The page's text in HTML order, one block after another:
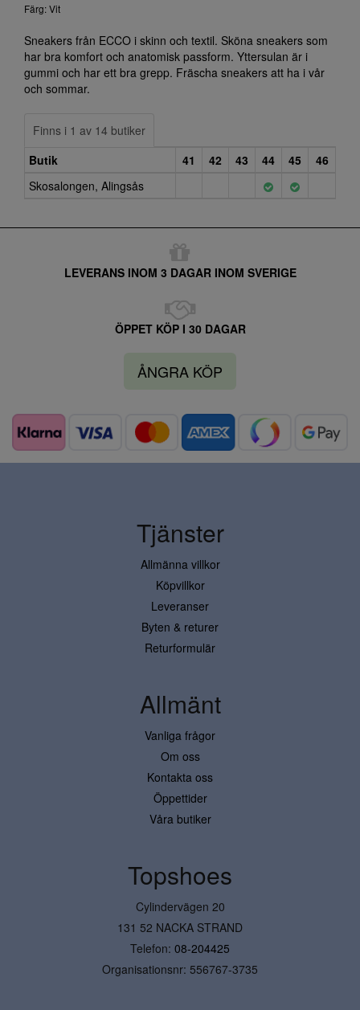
Färg: Vit
Sneakers från ECCO i skinn och textil. Sköna sneakers som
har bra komfort och anatomisk passform. Yttersulan är i
gummi och har ett bra grepp. Fräscha sneakers att ha i vår
och sommar.
Finns i 1 av 14 butiker
Butik
41 42 43 44 45
46
Skosalongen, Alingsås
LEVERANS INOM 3 DAGAR INOM SVERIGE
ÖPPET KÖP I 30 DAGAR
ÅNGRA KÖP
Tjänster
Allmänna villkor
Köpvillkor
Leveranser
Byten & returer
Returformulär
Allmänt
Vanliga frågor
Om oss
Kontakta oss
Öppettider
Våra butiker
Topshoes
Cylindervägen 20
131 52 NACKA STRAND
Telefon: 08-204425
Organisationsnr: 556767-3735